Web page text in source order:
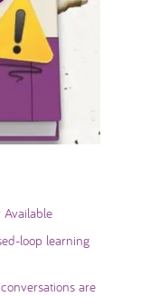
Available
loop learning
are